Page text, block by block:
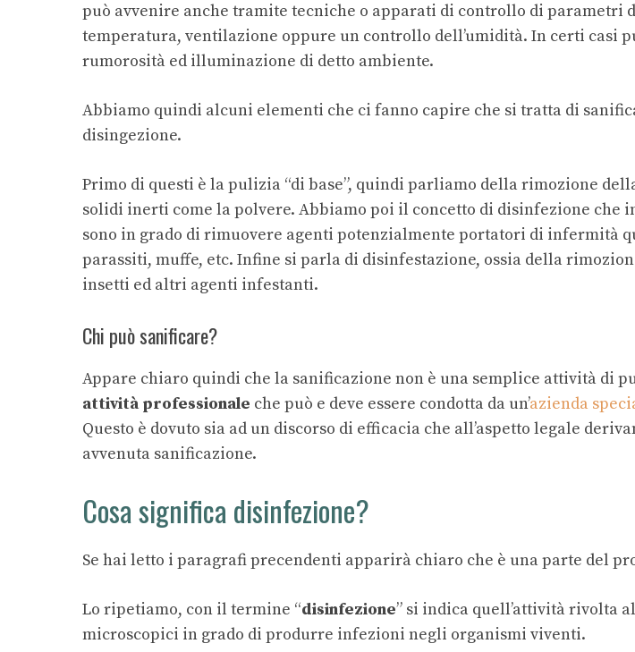
può avvenire anche tramite tecniche o apparati di controllo di parametri
temperatura, ventilazione oppure un controllo dell’umidità. In certi casi
rumorosità ed illuminazione di detto ambiente.
Abbiamo quindi alcuni elementi che ci fanno capire che si tratta di
disingezione.
Primo di questi è la pulizia “di base”, quindi parliamo della rimozione
solidi inerti come la polvere. Abbiamo poi il concetto di disinfezione che
sono in grado di rimuovere agenti potenzialmente portatori di infermità
parassiti, muffe, etc. Infine si parla di disinfestazione, ossia della
insetti ed altri agenti infestanti.
Chi può sanificare?
Appare chiaro quindi che la sanificazione non è una semplice attività di
attività professionale che può e deve essere condotta da un’azienda
Questo è dovuto sia ad un discorso di efficacia che all’aspetto legale
avvenuta sanificazione.
Cosa significa disinfezione?
Se hai letto i paragrafi precendenti apparirà chiaro che è una parte del
Lo ripetiamo, con il termine “disinfezione” si indica quell’attività rivolta
microscopici in grado di produrre infezioni negli organismi viventi.